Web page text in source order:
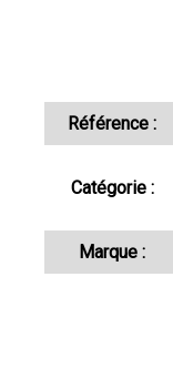
Référence :
Catégorie :
Marque :